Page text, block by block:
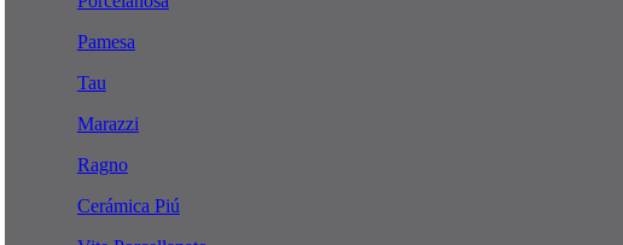
Pamesa
Tau
Marazzi
Ragno
Cerámica Piú